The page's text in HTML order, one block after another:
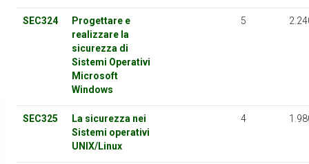
SEC324
Progettare e
realizzare la
sicurezza di
Sistemi Operativi
Microsoft
Windows
5
SEC325
La sicurezza nei
Sistemi operativi
UNIX/Linux
4